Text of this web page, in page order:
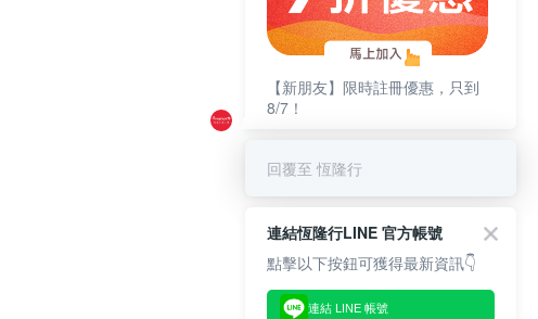
【新朋友】限時註冊優惠，只到
8/7！
回覆至 恆隆行
連結恆隆行LINE 官方帳號
點擊以下按鈕可獲得最新資訊👇
連結 LINE 帳號